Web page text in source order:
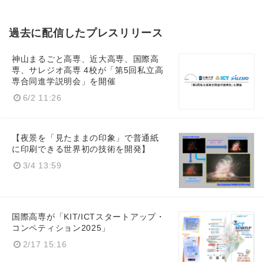
過去に配信したプレスリリース
神山まるごと高専、近大高専、国際高
専、サレジオ高専 4校が「第5回私立高
専合同進学説明会」を開催
6/2 11:26
【夜景を「見たままの印象」で普通紙
に印刷できる世界初の技術を開発】
3/4 13:59
国際高専が「KIT/ICTスタートアップ・
コンペティション2025」
2/17 15:16